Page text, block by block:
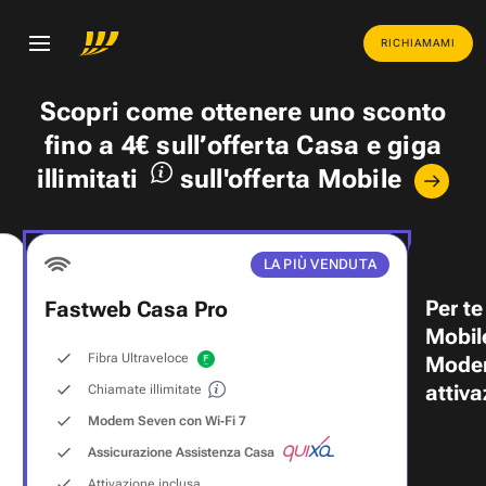
RICHIAMAMI
Scopri come ottenere uno sconto
fino a 4€ sull’offerta Casa egiga
illimitati
sull'offerta Mobile
LA PIÙ VENDUTA
Fastweb Casa Pro
Fibra Ultraveloce
Chiamate illimitate
Modem Seven con Wi‑Fi 7
Assicurazione Assistenza Casa
Per